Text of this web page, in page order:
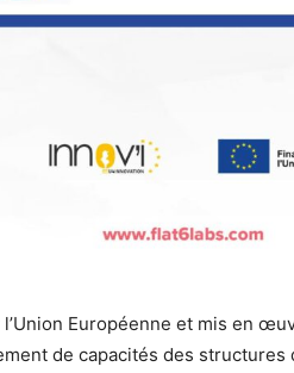
Européenne et mis en
de capacités des structures